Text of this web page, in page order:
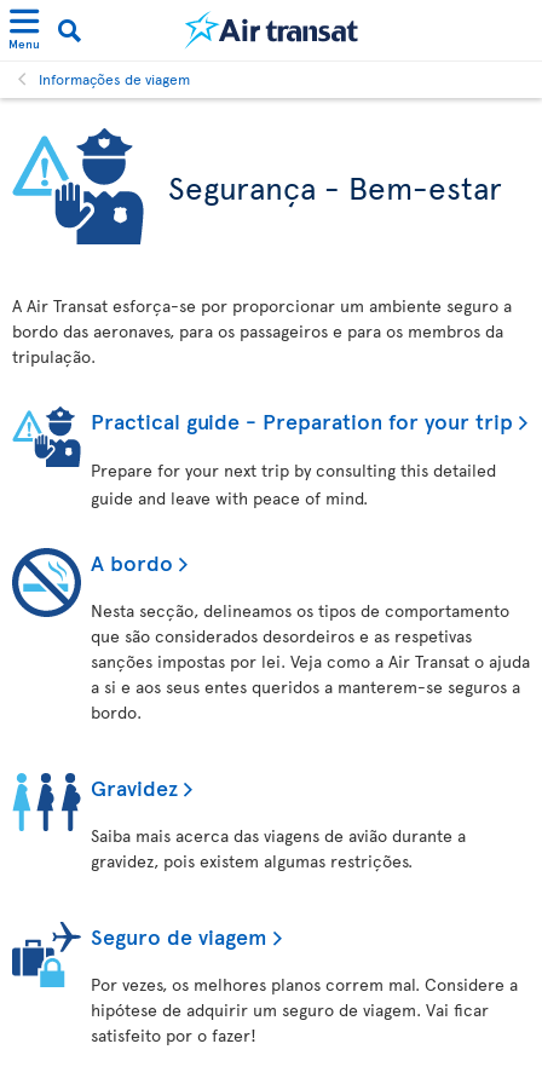
Menu
Informações de viagem
Segurança - Bem-estar
A Air Transat esforça-se por proporcionar um ambiente seguro a
bordo das aeronaves, para os passageiros e para os membros da
tripulação.
Practical guide - Preparation for your trip
Prepare for your next trip by consulting this detailed
guide and leave with peace of mind.
A bordo
Nesta secção, delineamos os tipos de comportamento
que são considerados desordeiros e as respetivas
sanções impostas por lei. Veja como a Air Transat o ajuda
a si e aos seus entes queridos a manterem-se seguros a
bordo.
Gravidez
Saiba mais acerca das viagens de avião durante a
gravidez, pois existem algumas restrições.
Seguro de viagem
Por vezes, os melhores planos correm mal. Considere a
hipótese de adquirir um seguro de viagem. Vai ficar
satisfeito por o fazer!